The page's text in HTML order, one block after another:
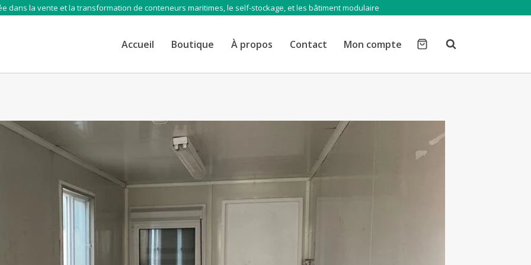
dans la vente et la transformation de conteneurs maritimes, le self-stockage, et les bâtiment modulaire
Accueil Boutique À propos Contact Mon compte